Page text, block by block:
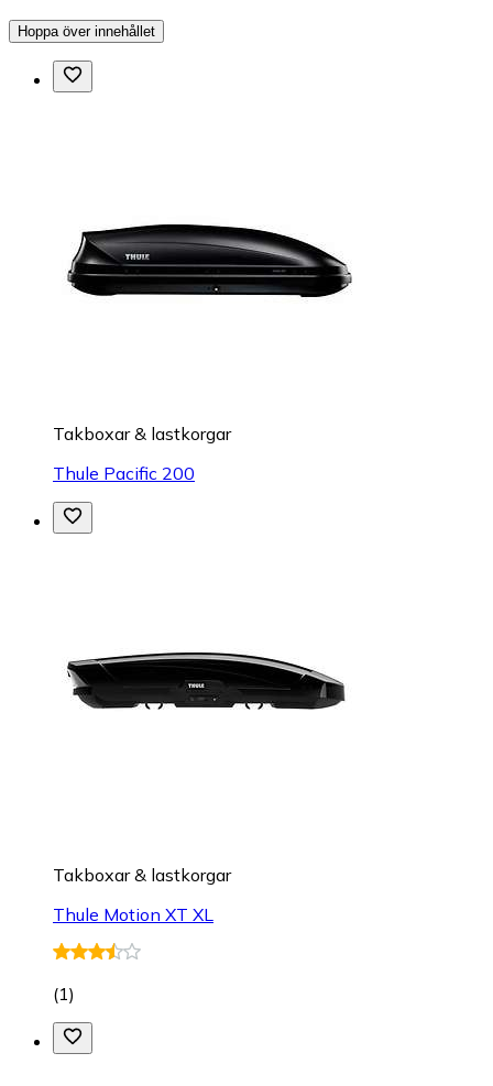
Hoppa över innehållet
Takboxar & lastkorgar
Thule Pacific 200
Takboxar & lastkorgar
Thule Motion XT XL
(1)